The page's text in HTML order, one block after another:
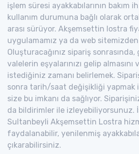
işlem süresi ayakkabılarının bakım
kullanım durumuna bağlı olarak
arası sürüyor. Akşemsettin lostra
uygulamamız ya da web
Oluşturacağınız sipariş
valelerin eşyalarınızı gelip
istediğiniz zamanı belirlemek.
sonra tarih/saat değişikliği yapmak
size bu imkanı da sağlıyor.
da bildirimler ile izleyebiliyorsunuz.
Sultanbeyli Akşemsettin Lostra
faydalanabilir, yenilenmiş
çıkarabilirsiniz.